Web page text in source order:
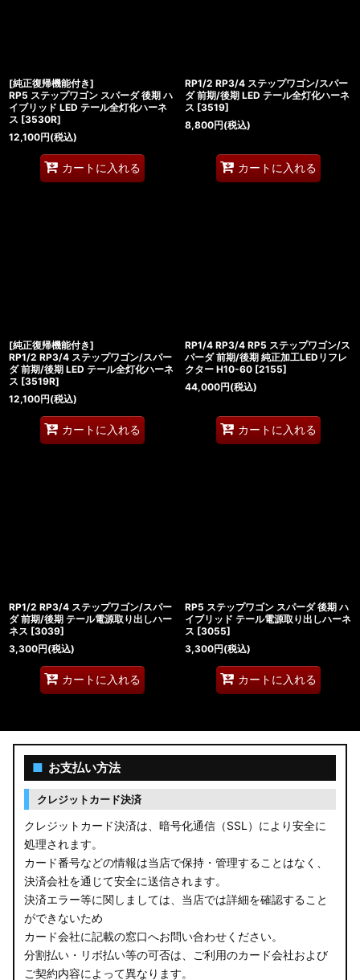
[純正復帰機能付き]
RP5 ステップワゴン スパーダ 後期 ハ
イブリッド LED テール全灯化ハーネ
ス [3530R]
12,100円(税込)
カートに入れる
RP1/2 RP3/4 ステップワゴン/スパー
ダ 前期/後期 LED テール全灯化ハーネ
ス [3519]
8,800円(税込)
カートに入れる
[純正復帰機能付き]
RP1/2 RP3/4 ステップワゴン/スパー
ダ 前期/後期 LED テール全灯化ハーネ
ス [3519R]
12,100円(税込)
カートに入れる
RP1/4 RP3/4 RP5 ステップワゴン/ス
パーダ 前期/後期 純正加工LEDリフレ
クター H10-60 [2155]
44,000円(税込)
カートに入れる
RP1/2 RP3/4 ステップワゴン/スパー
ダ 前期/後期 テール電源取り出しハー
ネス [3039]
3,300円(税込)
カートに入れる
RP5 ステップワゴン スパーダ 後期 ハ
イブリッド テール電源取り出しハーネ
ス [3055]
3,300円(税込)
カートに入れる
■ お支払い方法
クレジットカード決済
クレジットカード決済は、暗号化通信（SSL）により安全に
処理されます。
カード番号などの情報は当店で保持・管理することはなく、
決済会社を通じて安全に送信されます。
決済エラー等に関しましては、当店では詳細を確認すること
ができないため
カード会社に記載の窓口へお問い合わせください。
分割払い・リボ払い等の可否は、ご利用のカード会社および
ご契約内容によって異なります。